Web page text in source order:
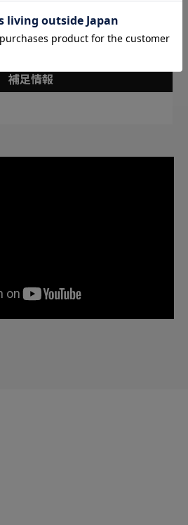
4
作品により柄の出方や装飾が異なる場
合があります
補足情報